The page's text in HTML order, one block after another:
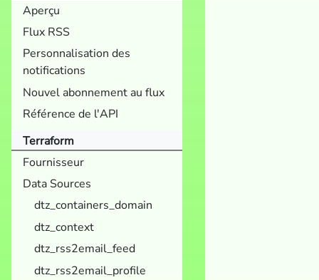
Aperçu
Flux RSS
Personnalisation des
notifications
Nouvel abonnement au flux
Référence de l'API
Terraform
Fournisseur
Data Sources
dtz_containers_domain
dtz_context
dtz_rss2email_feed
dtz_rss2email_profile